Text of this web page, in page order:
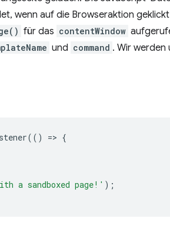
wenn auf die Browseraktion
für das contentWindow
und command . Wir werden
(() => {
a sandboxed page!' );